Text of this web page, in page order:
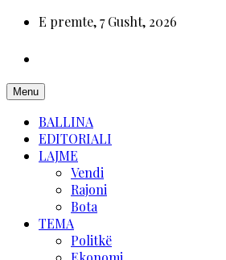
E premte, 7 Gusht, 2026
Menu
BALLINA
EDITORIALI
LAJME
Vendi
Rajoni
Bota
TEMA
Politkë